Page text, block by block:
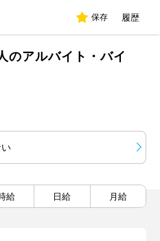
保存 履歴
のアルバイト・バイ
給 日給 月給